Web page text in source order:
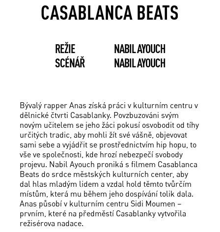
CASABLANCA BEATS
REŽIE
NABIL AYOUCH
SCÉNÁŘ
NABIL AYOUCH
Bývalý rapper Anas získá práci v kulturním centru v
dělnické čtvrti Casablanky. Povzbuzováni svým
novým učitelem se jeho žáci pokusí osvobodit od tíhy
určitých tradic, aby mohli žít své vášně, objevovat
sami sebe a vyjádřit se prostřednictvím hip hopu, to
vše ve společnosti, kde hrozí nebezpečí svobody
projevu. Nabil Ayouch proniká s filmem Casablanca
Beats do srdce městských kulturních center, aby
dal hlas mladým lidem a vzdal hold těmto tvůrčím
místům, která mu během jeho dospívání tolik dala.
Anas působí v kulturním centru Sidi Moumen –
prvním, které na předměstí Casablanky vytvořila
režisérova nadace.